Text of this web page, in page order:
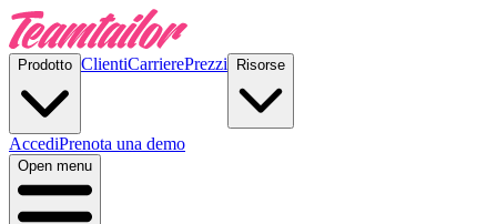
Prodotto ClientiCarrierePrezzi Risorse
AccediPrenota una demo
Open menu